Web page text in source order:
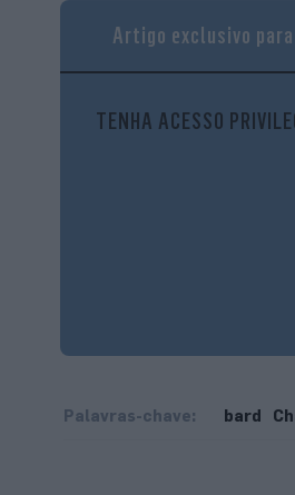
Artigo exclusivo
TENHA ACESSO
Palavras-chave: bard